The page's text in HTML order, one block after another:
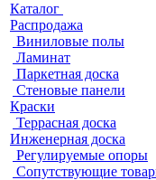
Каталог
Распродажа
Виниловые полы
Ламинат
Паркетная доска
Стеновые панели
Краски
Террасная доска
Инженерная доска
Регулируемые опоры
Сопутствующие